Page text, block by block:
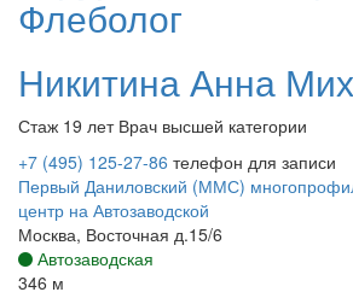
Флеболог
НикитинаАнна
Стаж 19 лет Врач высшей категории
+7 (495) 125-27-86 телефон для записи
Первый Даниловский (ММС)
центр на Автозаводской
Москва, Восточная д.15/6
Автозаводская
346 м